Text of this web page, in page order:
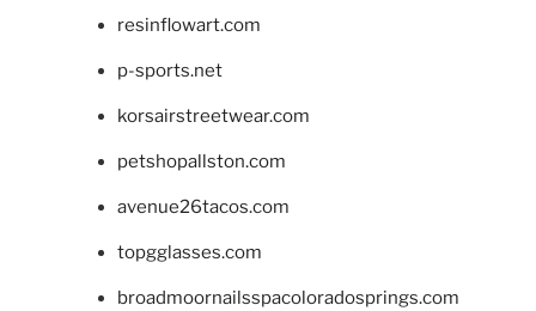
resinflowart.com
p-sports.net
korsairstreetwear.com
petshopallston.com
avenue26tacos.com
topgglasses.com
broadmoornailsspacoloradosprings.com